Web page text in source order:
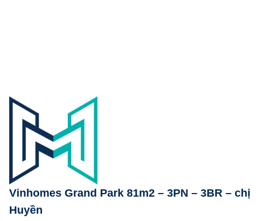
Vinhomes Grand Park 81m2 – 3PN – 3BR – chị
Huyền